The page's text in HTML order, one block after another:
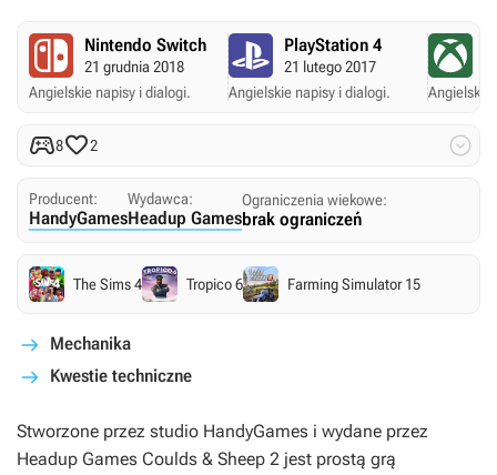
Nintendo Switch
21 grudnia 2018
Angielskie napisy i dialogi.
PlayStation 4
21 lutego 2017
Angielskie napisy i dialogi.
Angielskie
82 
Producent:
HandyGames
Wydawca:
Headup Games
Ograniczenia wiekowe:
brak ograniczeń
The Sims 4 Tropico 6 Farming Simulator 15
Mechanika
Kwestie techniczne
Stworzone przez studio HandyGames i wydane przez
Headup Games Coulds & Sheep 2 jest prostą grą